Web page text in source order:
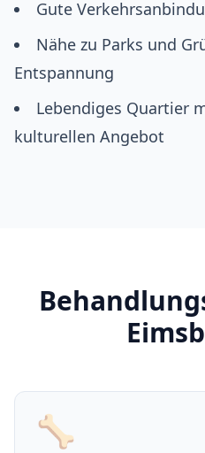
Gute
Nähe zu Parks und
Entspannung
Lebendiges Quartier
kulturellen Angebot
🦴